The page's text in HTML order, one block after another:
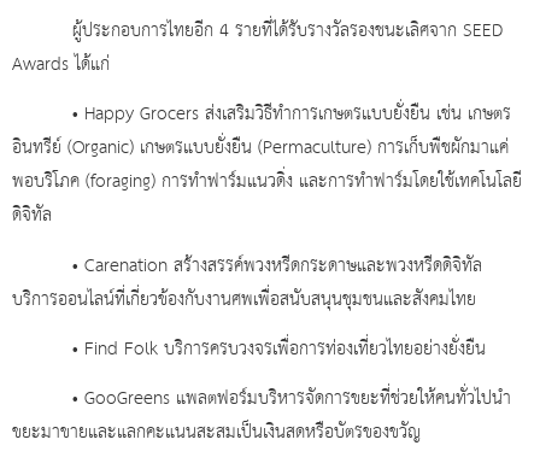
ผู้ประกอบการไทยอีก 4 รายที่ได้รับรางวัลรองชนะเลิศจาก SEED
Awards ได้แก่
• Happy Grocers ส่งเสริมวิธีทำการเกษตรแบบยั่งยืน เช่น เกษตร
อินทรีย์ (Organic) เกษตรแบบยั่งยืน (Permaculture) การเก็บพืชผักมาแค่
พอบริโภค (foraging) การทำฟาร์มแนวดิ่ง และการทำฟาร์มโดยใช้เทคโนโลยี
ดิจิทัล
• Carenation สร้างสรรค์พวงหรีดกระดาษและพวงหรีดดิจิทัล
บริการออนไลน์ที่เกี่ยวข้องกับงานศพเพื่อสนับสนุนชุมชนและสังคมไทย
• Find Folk บริการครบวงจรเพื่อการท่องเที่ยวไทยอย่างยั่งยืน
• GooGreens แพลตฟอร์มบริหารจัดการขยะที่ช่วยให้คนทั่วไปนำ
ขยะมาขายและแลกคะแนนสะสมเป็นเงินสดหรือบัตรของขวัญ